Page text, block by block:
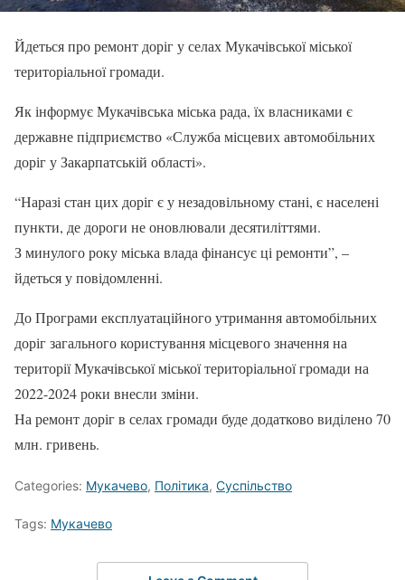
Йдеться про ремонт доріг у селах Мукачівської міської
територіальної громади.
Як інформує Мукачівська міська рада, їх власниками є
державне підприємство «Служба місцевих автомобільних
доріг у Закарпатській області».
“Наразі стан цих доріг є у незадовільному стані, є населені
пункти, де дороги не оновлювали десятиліттями.
З минулого року міська влада фінансує ці ремонти”, –
йдеться у повідомленні.
До Програми експлуатаційного утримання автомобільних
доріг загального користування місцевого значення на
території Мукачівської міської територіальної громади на
2022-2024 роки внесли зміни.
На ремонт доріг в селах громади буде додатково виділено 70
млн. гривень.
Categories: Мукачево, Політика, Суспільство
Tags: Мукачево